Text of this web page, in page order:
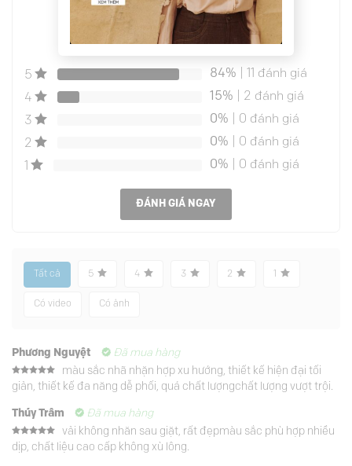
4.9
5 84% | 11 đánh giá
4
15% | 2 đánh giá
3
0% | 0 đánh giá
2
0% | 0 đánh giá
0% | 0 đánh giá
ĐÁNH GIÁ NGAY
Tất cả 5 4 3 2
Có video Có ảnh
Phương Nguyệt Đã mua hàng
Được xếp
hạng 5
màu sắc nhã nhặn hợp xu hướng, thiết kế hiện đại tối
giản, thiết kế đa năng dễ phối, quá chất lượngchất lượng vượt trội.
Thúy Trâm Đã mua hàng
Được xếp
hạng5 5
vải không nhăn sau giặt, rất đẹpmàu sắc phù hợp nhiều
dịp, chất liệu cao cấp không xù lông.